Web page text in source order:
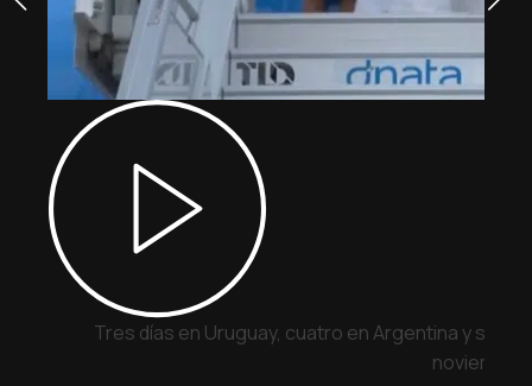
Tres días en Uruguay, cuatro en Argentina y siete
noviembre